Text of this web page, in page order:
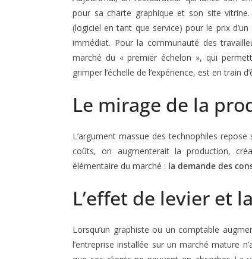
pour sa charte graphique et son site
(logiciel en tant que service) pour le prix
immédiat. Pour la communauté des
marché du « premier échelon », qui
grimper l’échelle de l’expérience, est en train
Le mirage de la
L’argument massue des technophiles
coûts, on augmenterait la production,
élémentaire du marché : la demande des
L’effet de levier et
Lorsqu’un graphiste ou un comptable
l’entreprise installée sur un marché mature